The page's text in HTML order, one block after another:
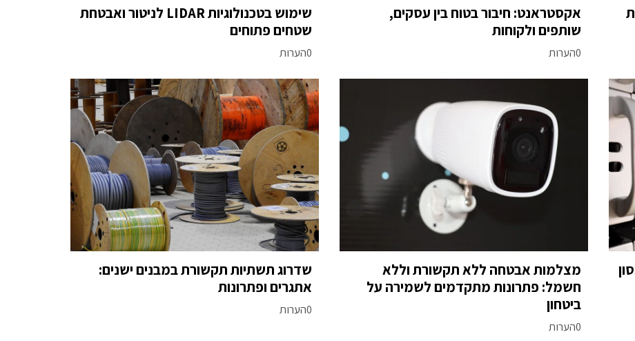
אקסטראנט: חיבור בטוח בין עסקים,
שותפים ולקוחות
0הערות
שימוש בטכנולוגיות LIDAR לניטור ואבטחת
שטחים פתוחים
0הערות
מצלמות אבטחה ללא תקשורת וללא
חשמל: פתרונות מתקדמים לשמירה על
ביטחון
0הערות
שדרוג תשתיות תקשורת במבנים ישנים:
אתגרים ופתרונות
0הערות